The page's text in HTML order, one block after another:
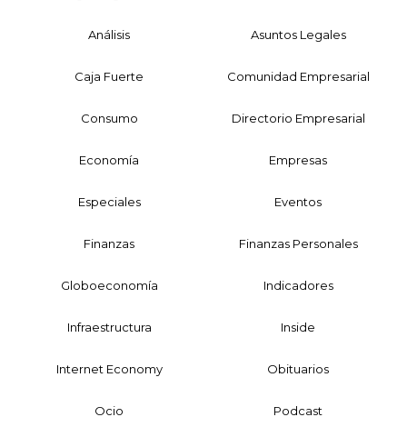
Análisis Asuntos Legales
Caja Fuerte Comunidad Empresarial
Consumo Directorio Empresarial
Economía Empresas
Especiales Eventos
Finanzas Finanzas Personales
Globoeconomía Indicadores
Infraestructura Inside
Internet Economy Obituarios
Ocio Podcast